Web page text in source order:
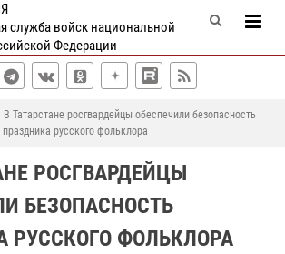
служба войск национальной
Федерации
В Татарстане росгвардейцы обеспечили безопасность
праздника русского фольклора
РОСГВАРДЕЙЦЫ
БЕЗОПАСНОСТЬ
РУССКОГО ФОЛЬКЛОРА